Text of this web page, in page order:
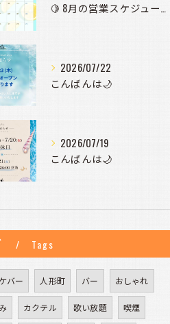
🍋 8月の営業スケジュールのお知らせ 🍋
2026/07/22
こんばんは🌙
2026/07/19
こんばんは🌙
Tags
バー 人形町 バー おしゃれ
カクテル 歌い放題 喫煙